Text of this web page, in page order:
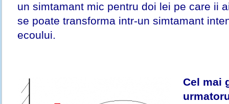
un simtamant mic pentru doi lei pe care ii
se poate transforma intr-un simtamant
ecoului.
Cel mai